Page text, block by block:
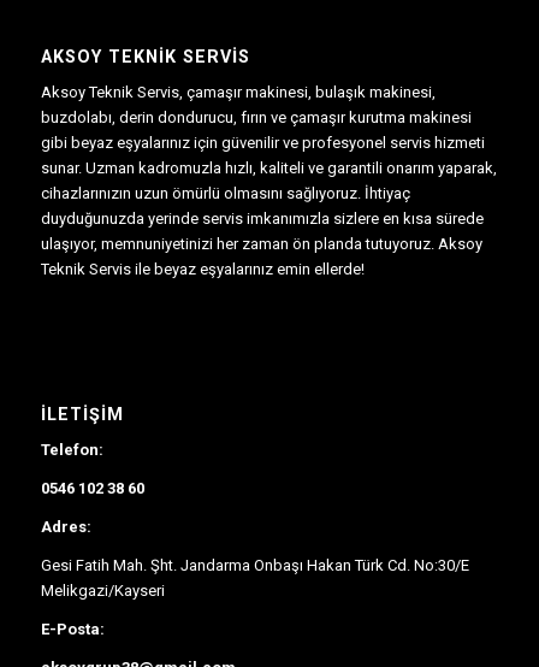
AKSOY TEKNIK SERVIS
Aksoy Teknik Servis, çamaşır makinesi, bulaşık makinesi,
buzdolabı, derin dondurucu, fırın ve çamaşır kurutma makinesi
gibi beyaz eşyalarınız için güvenilir ve profesyonel servis hizmeti
sunar. Uzman kadromuzla hızlı, kaliteli ve garantili onarım yaparak,
cihazlarınızın uzun ömürlü olmasını sağlıyoruz. İhtiyaç
duyduğunuzda yerinde servis imkanımızla sizlere en kısa sürede
ulaşıyor, memnuniyetinizi her zaman ön planda tutuyoruz. Aksoy
Teknik Servis ile beyaz eşyalarınız emin ellerde!
İLETIŞIM
Telefon:
0546 102 38 60
Adres:
Gesi Fatih Mah. Şht. Jandarma Onbaşı Hakan Türk Cd. No:30/E
Melikgazi/Kayseri
E-Posta: